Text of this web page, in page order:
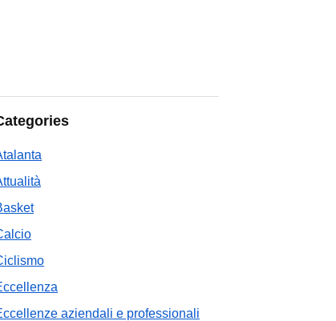
aziendali e professionali